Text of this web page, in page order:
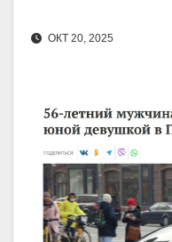
ОКТ 20, 2025